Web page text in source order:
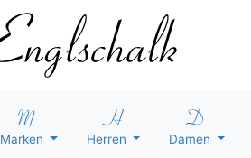
Marken Herren Damen